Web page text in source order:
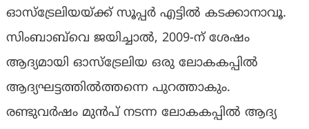
ഓസ്‌ട്രേലിയയ്ക്ക് സൂപ്പർ എട്ടിൽ കടക്കാനാവൂ.
സിംബാബ്‌വെ ജയിച്ചാൽ, 2009-ന് ശേഷം
ആദ്യമായി ഓസ്‌ട്രേലിയ ഒരു ലോകകപ്പിൽ
ആദ്യഘട്ടത്തിൽത്തന്നെ പുറത്താകും.
രണ്ടുവർഷം മുൻപ് നടന്ന ലോകകപ്പിൽ ആദ്യ